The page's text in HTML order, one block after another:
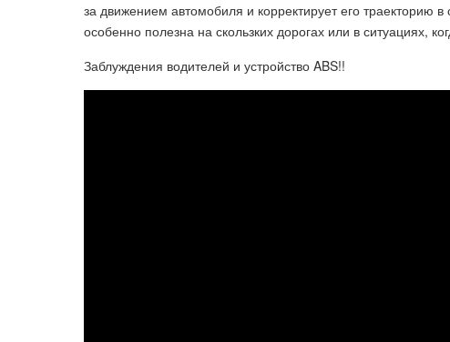
за движением автомобиля и корректирует его траекторию
особенно полезна на скользких дорогах или в ситуациях,
Заблуждения водителей и устройство ABS!!